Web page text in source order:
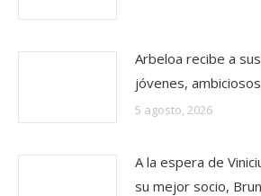
Arbeloa recibe a sus
jóvenes,
5 agosto, 2026
A la espera de
su mejor socio,